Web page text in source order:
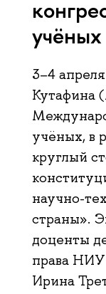
3–4
учёных, в
круглый
научно-
страны».
доценты
права
Ирина